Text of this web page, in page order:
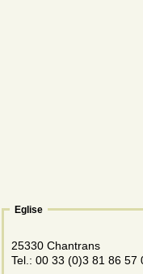
Eglise
25330 Chantrans
Tel.: 00 33 (0)3 81 86 57